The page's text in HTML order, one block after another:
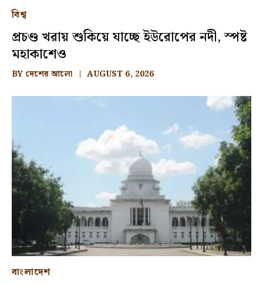
বিশ্ব
প্রচণ্ড খরায় শুকিয়ে যাচ্ছে ইউরোপের নদী, স্পষ্ট
মহাকাশেও
BY দেশের আলো AUGUST 6, 2026
বাংলাদেশ